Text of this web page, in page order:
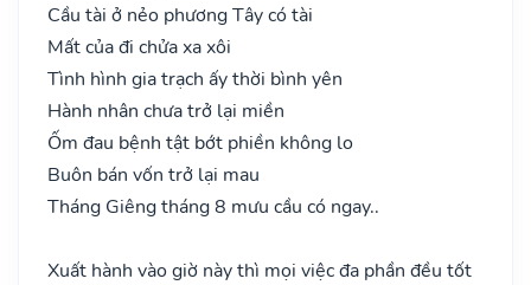
Cầu tài ở nẻo phương Tây có tài
Mất của đi chửa xa xôi
Tình hình gia trạch ấy thời bình yên
Hành nhân chưa trở lại miền
Ốm đau bệnh tật bớt phiền không lo
Buôn bán vốn trở lại mau
Tháng Giêng tháng 8 mưu cầu có ngay..
Xuất hành vào giờ này thì mọi việc đa phần đều tốt